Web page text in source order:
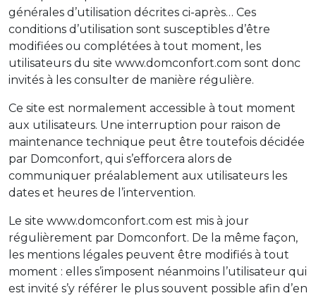
générales d’utilisation décrites ci-après… Ces
conditions d’utilisation sont susceptibles d’être
modifiées ou complétées à tout moment, les
utilisateurs du site www.domconfort.com sont donc
invités à les consulter de manière régulière.
Ce site est normalement accessible à tout moment
aux utilisateurs. Une interruption pour raison de
maintenance technique peut être toutefois décidée
par Domconfort, qui s’efforcera alors de
communiquer préalablement aux utilisateurs les
dates et heures de l’intervention.
Le site www.domconfort.com est mis à jour
régulièrement par Domconfort. De la même façon,
les mentions légales peuvent être modifiés à tout
moment : elles s’imposent néanmoins l’utilisateur qui
est invité s’y référer le plus souvent possible afin d’en